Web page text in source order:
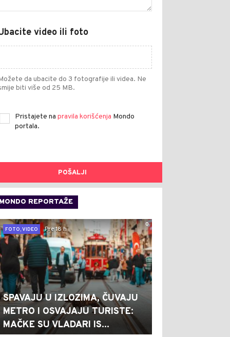
video ili foto
da ubacite do 3 fotografije ili videa. Ne
biti više od 25 MB.
Pristajete na pravila korišćenja Mondo
portala.
POŠALJI
MONDO REPORTAŽE
0
FOTO, VIDEO
Pre 18 h
SPAVAJU U IZLOZIMA, ČUVAJU
METRO I OSVAJAJU TURISTE:
MAČKE SU VLADARI IS...